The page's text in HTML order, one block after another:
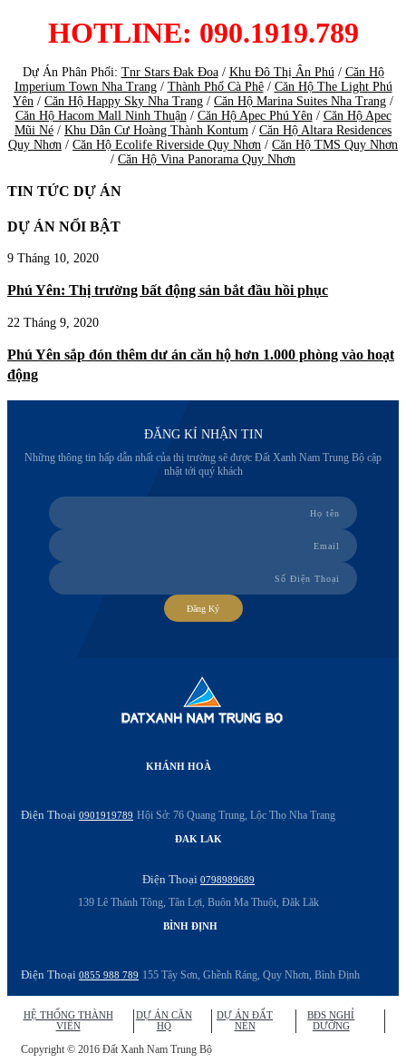
HOTLINE: 090.1919.789
Dự Án Phân Phối: Tnr Stars Đak Đoa/ Khu Đô Thị Ân Phú / Căn Hộ
Imperium Town Nha Trang/ Thành Phố Cà Phê/ Căn Hộ The Light Phú
Yên / Căn Hộ Happy Sky Nha Trang / Căn Hộ Marina Suites Nha Trang /
Căn Hộ Hacom Mall Ninh Thuận / Căn Hộ Apec Phú Yên / Căn Hộ Apec
Mũi Né / Khu Dân Cư Hoàng Thành Kontum / Căn Hộ Altara Residences
Quy Nhơn / Căn Hộ Ecolife Riverside Quy Nhơn / Căn Hộ TMS Quy Nhơn
/ Căn Hộ Vina Panorama Quy Nhơn
TIN TỨC DỰ ÁN
DỰ ÁN NỔI BẬT
9 Tháng 10, 2020
Phú Yên: Thị trường bất động sản bắt đầu hồi phục
22 Tháng 9, 2020
Phú Yên sắp đón thêm dư án căn hộ hơn 1.000 phòng vào hoạt
động
KHÁNH HOÀ
Điện Thoại 0901919789 Hội Sở: 76 Quang Trung, Lộc Thọ Nha Trang
ĐAK LAK
Điện Thoại 0798989689
139 Lê Thánh Tông, Tân Lợi, Buôn Ma Thuột, Đăk Lăk
BÌNH ĐỊNH
Điện Thoại 0855 988 789 155 Tây Sơn, Ghềnh Ráng, Quy Nhơn, Bình Định
ĐĂNG KÍ NHẬN TIN
Những thông tin hấp dẫn nhất của thị trường sẽ được Đất Xanh Nam Trung Bộ cập
nhật tới quý khách
Đăng Ký
HỆ THỐNG THÀNH
VIÊN
DỰ ÁN CĂN
HỘ
DỰ ÁN ĐẤT
NỀN
BĐS NGHỈ
DƯỠNG
Copyright © 2016 Đất Xanh Nam Trung Bộ